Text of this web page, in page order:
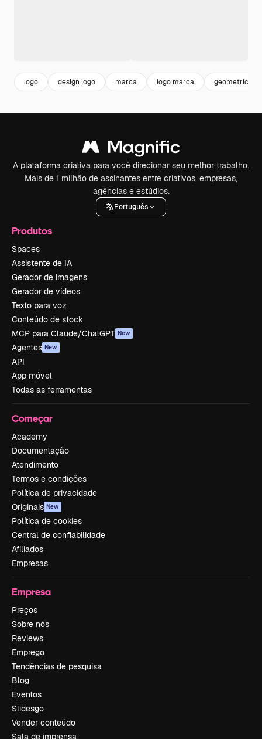
logo design logo marca logo marca geometric
A plataforma criativa para você direcionar seu melhor trabalho.
Mais de 1 milhão de assinantes entre criativos, empresas,
agências e estúdios.
Português
Produtos
Spaces
Assistente de IA
Gerador de imagens
Gerador de vídeos
Texto para voz
Conteúdo de stock
MCP para Claude/ChatGPT New
Agentes New
API
App móvel
Todas as ferramentas
Começar
Academy
Documentação
Atendimento
Termos e condições
Política de privacidade
Originais New
Política de cookies
Central de confiabilidade
Afiliados
Empresas
Empresa
Preços
Sobre nós
Reviews
Emprego
Tendências de pesquisa
Blog
Eventos
Slidesgo
Vender conteúdo
Sala de imprensa